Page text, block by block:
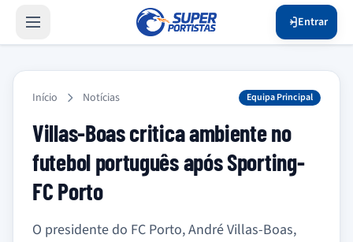
Entrar
Início Notícias Equipa Principal
Villas-Boas critica ambiente no
futebol português após Sporting-
FC Porto
O presidente do FC Porto, André Villas-Boas,